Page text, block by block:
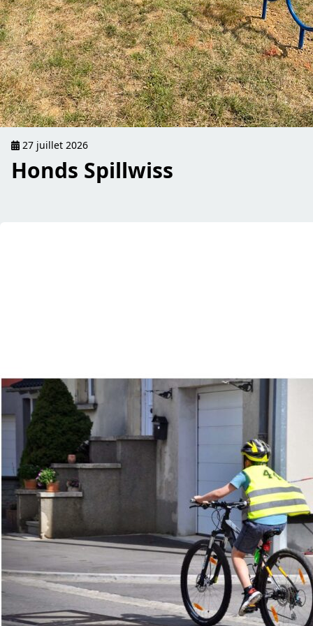
27 juillet 2026
Honds Spillwiss